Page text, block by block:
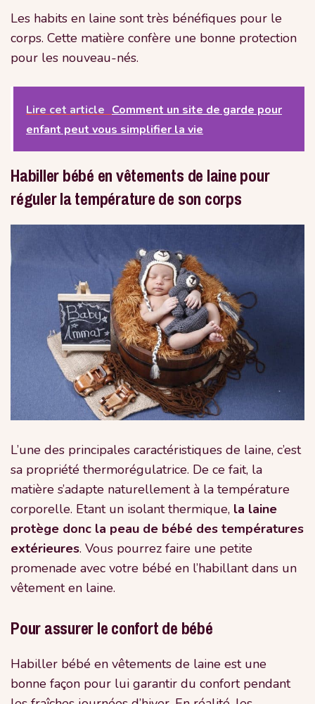
Les habits en laine sont très bénéfiques pour le
corps. Cette matière confère une bonne protection
pour les nouveau-nés.
Lire cet article Comment un site de garde pour
enfant peut vous simplifier la vie
Habiller bébé en vêtements de laine pour
réguler la température de son corps
L’une des principales caractéristiques de laine, c’est
sa propriété thermorégulatrice. De ce fait, la
matière s’adapte naturellement à la température
corporelle. Etant un isolant thermique, la laine
protège donc la peau de bébé des températures
extérieures. Vous pourrez faire une petite
promenade avec votre bébé en l’habillant dans un
vêtement en laine.
Pour assurer le confort de bébé
Habiller bébé en vêtements de laine est une
bonne façon pour lui garantir du confort pendant